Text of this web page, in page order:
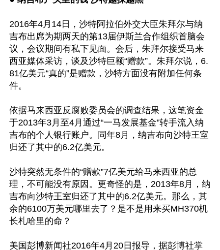
2016年4月14日，沙特阿拉伯外交大臣朱拜尔与纳
吉布出席为期两天的第13届伊斯兰合作组织首脑会
议，会议期间有私下见面。会后，朱拜尔接受马来
西亚媒体采访，谈及沙特巨额“赠款”。朱拜尔说，6.
81亿美元“真的”是赠款，沙特方面没有附加任何条
件。
依据马来西亚反腐败委员会的调查结果，这笔资金
于2013年3月至4月通过“一马发展基金”转手流入纳
吉布的个人银行账户。同年8月，纳吉布向沙特王室
归还了其中的6.2亿美元。
沙特突然无条件的“赠款”7亿美元给马来西亚的总
理，不可能没有原因。更奇怪的是，2013年8月，纳
吉布向沙特王室归还了其中的6.2亿美元。那么，其
余的6100万美元哪里去了？是不是用来买MH370机
长札哈里的命？
美国彭博新闻社2016年4月20日报导，据彭博社掌